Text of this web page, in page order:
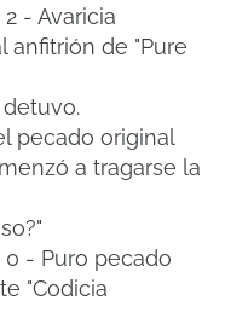
- Avaricia
anfitrión de "Pure
pecado original
a tragarse la
0 - Puro pecado
"Codicia